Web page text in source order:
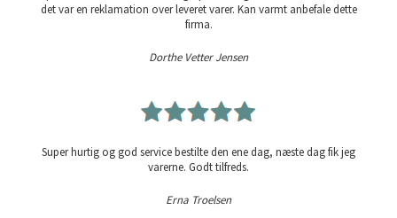
det var en reklamation over leveret varer. Kan varmt anbefale dette
firma.
Dorthe Vetter Jensen
Super hurtig og god service bestilte den ene dag, næste dag fik jeg
varerne. Godt tilfreds.
Erna Troelsen